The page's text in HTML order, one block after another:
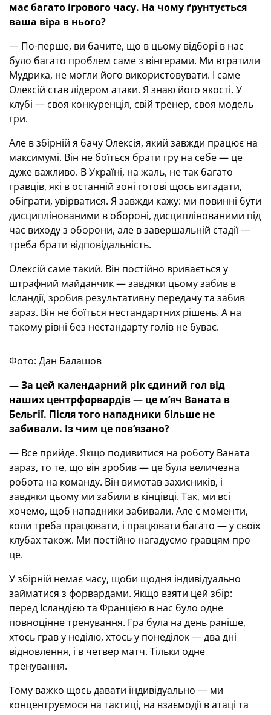
має багато ігрового часу. На чому ґрунтується
ваша віра в нього?
— По-перше, ви бачите, що в цьому відборі в нас
було багато проблем саме з вінгерами. Ми втратили
Мудрика, не могли його використовувати. І саме
Олексій став лідером атаки. Я знаю його якості. У
клубі — своя конкуренція, свій тренер, своя модель
гри.
Але в збірній я бачу Олексія, який завжди працює на
максимумі. Він не боїться брати гру на себе — це
дуже важливо. В Україні, на жаль, не так багато
гравців, які в останній зоні готові щось вигадати,
обіграти, увірватися. Я завжди кажу: ми повинні бути
дисциплінованими в обороні, дисциплінованими під
час виходу з оборони, але в завершальній стадії —
треба брати відповідальність.
Олексій саме такий. Він постійно вривається у
штрафний майданчик — завдяки цьому забив в
Ісландії, зробив результативну передачу та забив
зараз. Він не боїться нестандартних рішень. А на
такому рівні без нестандарту голів не буває.
Фото: Дан Балашов
— За цей календарний рік єдиний гол від
наших центрфорвардів — це м’яч Ваната в
Бельгії. Після того нападники більше не
забивали. Із чим це пов’язано?
— Все прийде. Якщо подивитися на роботу Ваната
зараз, то те, що він зробив — це була величезна
робота на команду. Він вимотав захисників, і
завдяки цьому ми забили в кінцівці. Так, ми всі
хочемо, щоб нападники забивали. Але є моменти,
коли треба працювати, і працювати багато — у своїх
клубах також. Ми постійно нагадуємо гравцям про
це.
У збірній немає часу, щоби щодня індивідуально
займатися з форвардами. Якщо взяти цей збір:
перед Ісландією та Францією в нас було одне
повноцінне тренування. Гра була на день раніше,
хтось грав у неділю, хтось у понеділок — два дні
відновлення, і в четвер матч. Тільки одне
тренування.
Тому важко щось давати індивідуально — ми
концентруємося на тактиці, на взаємодії в атаці та